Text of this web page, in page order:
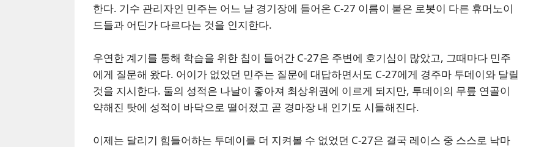
한다. 기수 관리자인 민주는 어느 날 경기장에 들어온 C-27 이름이 붙은 로봇이 다른 휴머노이
드들과 어딘가 다르다는 것을 인지한다.
우연한 계기를 통해 학습을 위한 칩이 들어간 C-27은 주변에 호기심이 많았고, 그때마다 민주
에게 질문해 왔다. 어이가 없었던 민주는 질문에 대답하면서도 C-27에게 경주마 투데이와 달릴
것을 지시한다. 둘의 성적은 나날이 좋아져 최상위권에 이르게 되지만, 투데이의 무릎 연골이
약해진 탓에 성적이 바닥으로 떨어졌고 곧 경마장 내 인기도 시들해진다.
이제는 달리기 힘들어하는 투데이를 더 지켜볼 수 없었던 C-27은 결국 레이스 중 스스로 낙마